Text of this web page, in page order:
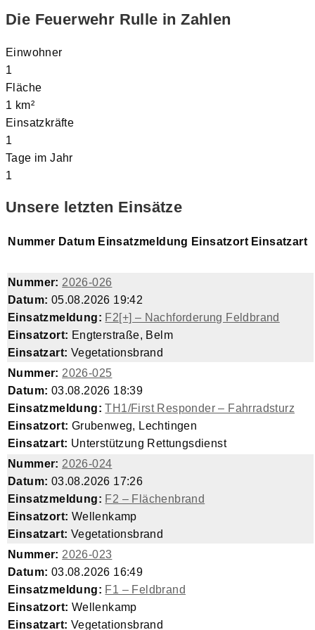
Die Feuerwehr Rulle in Zahlen
Einwohner
1
Fläche
1 km²
Einsatzkräfte
1
Tage im Jahr
1
Unsere letzten Einsätze
Nummer Datum Einsatzmeldung Einsatzort Einsatzart
Nummer: 2026-026
Datum: 05.08.2026 19:42
Einsatzmeldung: F2[+] – Nachforderung Feldbrand
Einsatzort: Engterstraße, Belm
Einsatzart: Vegetationsbrand
Nummer: 2026-025
Datum: 03.08.2026 18:39
Einsatzmeldung: TH1/First Responder – Fahrradsturz
Einsatzort: Grubenweg, Lechtingen
Einsatzart: Unterstützung Rettungsdienst
Nummer: 2026-024
Datum: 03.08.2026 17:26
Einsatzmeldung: F2 – Flächenbrand
Einsatzort: Wellenkamp
Einsatzart: Vegetationsbrand
Nummer: 2026-023
Datum: 03.08.2026 16:49
Einsatzmeldung: F1 – Feldbrand
Einsatzort: Wellenkamp
Einsatzart: Vegetationsbrand